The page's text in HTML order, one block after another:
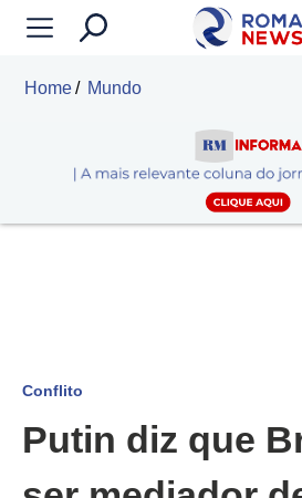
Home Mundo
Conflito
Putin diz que